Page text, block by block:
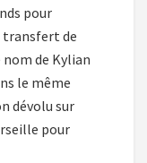
pour
transfert de
de Kylian
le même
dévolu sur
pour